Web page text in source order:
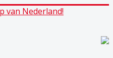
van Nederland!